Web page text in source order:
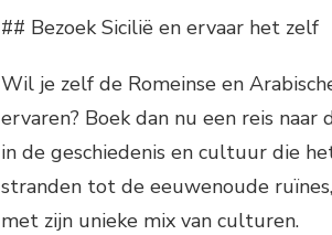
## Bezoek Sicilië en ervaar het zelf
Wil je zelf de Romeinse en
ervaren? Boek dan nu een reis
in de geschiedenis en cultuur die
stranden tot de eeuwenoude
met zijn unieke mix van culturen.